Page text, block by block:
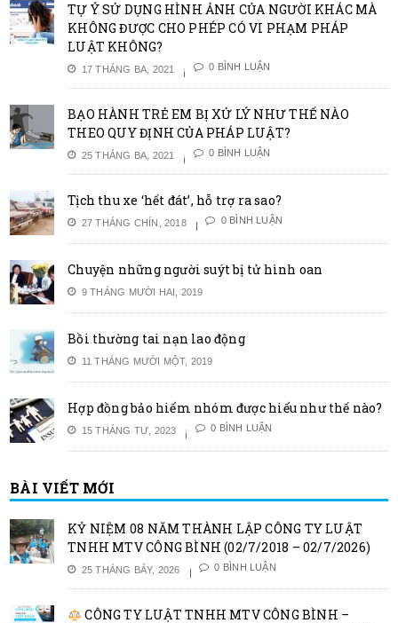
TỰ Ý SỬ DỤNG HÌNH ẢNH CỦA NGƯỜI KHÁC MÀ
KHÔNG ĐƯỢC CHO PHÉP CÓ VI PHẠM PHÁP
LUẬT KHÔNG?
17 THÁNG BA, 2021 0 BÌNH LUẬN
BẠO HÀNH TRẺ EM BỊ XỬ LÝ NHƯ THẾ NÀO
THEO QUY ĐỊNH CỦA PHÁP LUẬT?
25 THÁNG BA, 2021 0 BÌNH LUẬN
Tịch thu xe ‘hết đát’, hỗ trợ ra sao?
27 THÁNG CHÍN, 2018 0 BÌNH LUẬN
Chuyện những người suýt bị tử hình oan
9 THÁNG MƯỜI HAI, 2019
Bồi thường tai nạn lao động
11 THÁNG MƯỜI MỘT, 2019
Hợp đồng bảo hiểm nhóm được hiểu như thế nào?
15 THÁNG TƯ, 2023 0 BÌNH LUẬN
BÀI VIẾT MỚI
KỶ NIỆM 08 NĂM THÀNH LẬP CÔNG TY LUẬT
TNHH MTV CÔNG BÌNH (02/7/2018 – 02/7/2026)
25 THÁNG BẢY, 2026 0 BÌNH LUẬN
CÔNG TY LUẬT TNHH MTV CÔNG BÌNH –